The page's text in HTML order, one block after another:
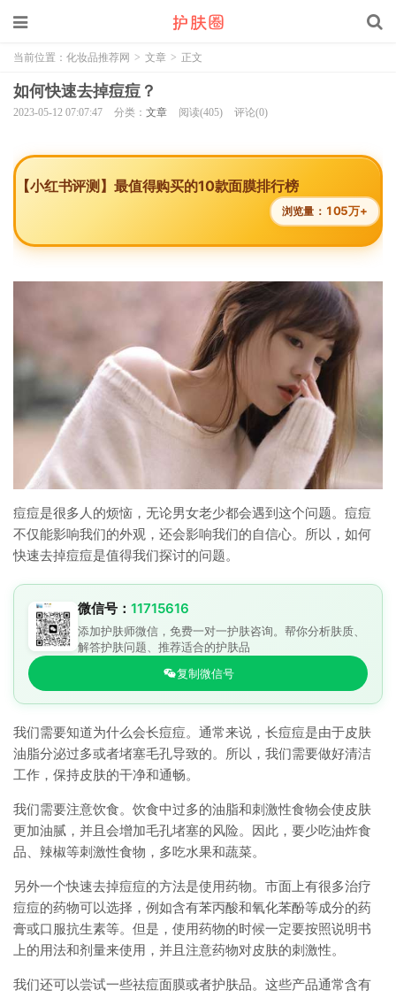
当前位置： 化妆品推荐网 > 文章 > 正文
如何快速去掉痘痘？
2023-05-12 07:07:47 分类： 文章 阅读(405) 评论(0)
【小红书评测】最值得购买的10款面膜排行榜
浏览量： 105万+
痘痘是很多人的烦恼，无论男女老少都会遇到这个问题。痘痘
不仅能影响我们的外观，还会影响我们的自信心。所以，如何
快速去掉痘痘是值得我们探讨的问题。
微信号： 11715616
添加护肤师微信，免费一对一护肤咨询。帮你分析肤质、
解答护肤问题、推荐适合的护肤品
复制微信号
我们需要知道为什么会长痘痘。通常来说，长痘痘是由于皮肤
油脂分泌过多或者堵塞毛孔导致的。所以，我们需要做好清洁
工作，保持皮肤的干净和通畅。
我们需要注意饮食。饮食中过多的油脂和刺激性食物会使皮肤
更加油腻，并且会增加毛孔堵塞的风险。因此，要少吃油炸食
品、辣椒等刺激性食物，多吃水果和蔬菜。
另外一个快速去掉痘痘的方法是使用药物。市面上有很多治疗
痘痘的药物可以选择，例如含有苯丙酸和氧化苯酚等成分的药
膏或口服抗生素等。但是，使用药物的时候一定要按照说明书
上的用法和剂量来使用，并且注意药物对皮肤的刺激性。
我们还可以尝试一些祛痘面膜或者护肤品。这些产品通常含有